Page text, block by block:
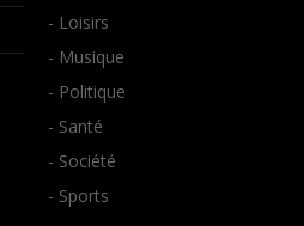
- Loisirs
- Musique
- Politique
- Santé
- Société
- Sports